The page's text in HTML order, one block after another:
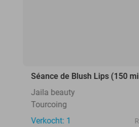
Séance de Blush Lips (150
Jaila beauty
Tourcoing
Verkocht: 1